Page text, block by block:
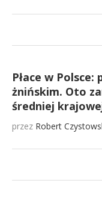
Płace w
żnińskim. Oto
średniej
przez Robert